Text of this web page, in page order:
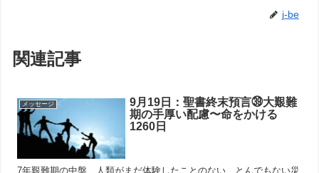
j-be
関連記事
メッセージ
9月19日：聖書終末預言㊴大艱難
期の手厚い配慮〜命をかける
1260日
7年艱難期の中盤、人類がまだ体験したことのない、とんでもない災